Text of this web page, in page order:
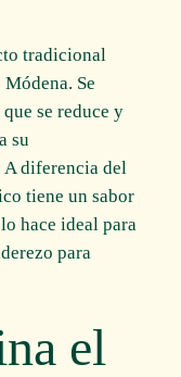
tradicional
Se
se reduce y
su
diferencia del
tiene un sabor
hace ideal para
para
el